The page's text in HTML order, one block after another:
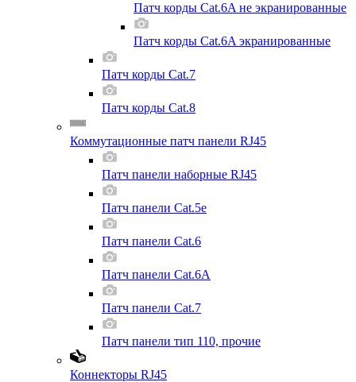
Патч корды Cat.6A не экранированные
Патч корды Cat.6A экранированные
Патч корды Cat.7
Патч корды Cat.8
Коммутационные патч панели RJ45
Патч панели наборные RJ45
Патч панели Cat.5e
Патч панели Cat.6
Патч панели Cat.6A
Патч панели Cat.7
Патч панели тип 110, прочие
Коннекторы RJ45